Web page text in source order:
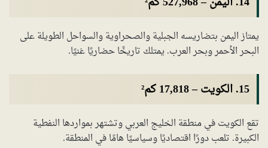
يمتاز اليمن بتضاريسه الجبلية والصحراوية والسواحل الطويلة على
البحر الأحمر وبحر العرب. يمتلك تاريخًا حضاريًا غنيًا.
15. الكويت–17,818 كم²
تقع الكويت في منطقة الخليج العربي وتشتهر بمواردها النفطية
الكبيرة. تلعب دورًا اقتصاديًا وسياسيًا هامًا في المنطقة.